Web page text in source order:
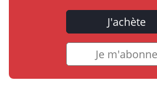
J'achète
Je m'abonne